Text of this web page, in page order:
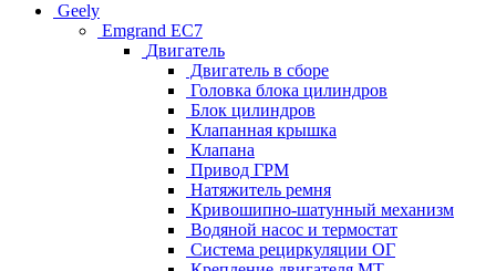
Geely
Emgrand EC7
Двигатель
Двигатель в сборе
Головка блока цилиндров
Блок цилиндров
Клапанная крышка
Клапана
Привод ГРМ
Натяжитель ремня
Кривошипно-шатунный механизм
Водяной насос и термостат
Система рециркуляции ОГ